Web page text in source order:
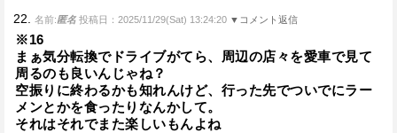
22. 名前:匿名 投稿日：2025/11/29(Sat) 13:24:20 ▼コメント返信
※16
まぁ気分転換でドライブがてら、周辺の店々を愛車で見て
周るのも良いんじゃね？
空振りに終わるかも知れんけど、行った先でついでにラー
メンとかを食ったりなんかして。
それはそれでまた楽しいもんよね